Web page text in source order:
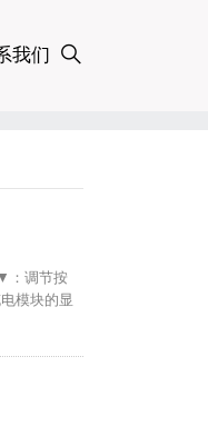
我们
：调节按
模块的显